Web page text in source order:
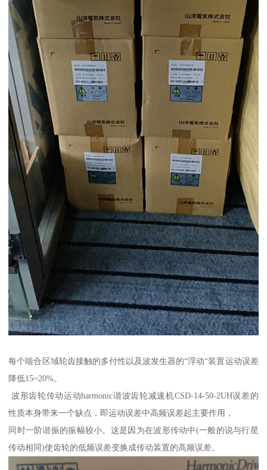
每个啮合区域轮齿接触的多付性以及波发生器的“浮动“装置运动误差
降低15~20%。
波形齿轮传动运动harmonic谐波齿轮减速机CSD-14-50-2UH误差的
性质本身带来一个缺点，即运动误差中高频误差起主要作用，
同时一阶谐振的振幅较小。这是因为在波形传动中(一般的说与行星
传动相同)使齿轮的低频误差变换成传动装置的高频误差。